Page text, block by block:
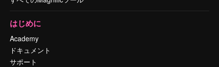
はじめに
Academy
ドキュメント
サポート